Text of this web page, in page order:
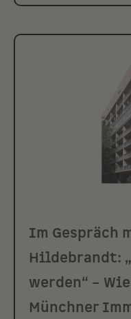
Im Gespräch
Hildebrandt:
werden“ –
Münchner